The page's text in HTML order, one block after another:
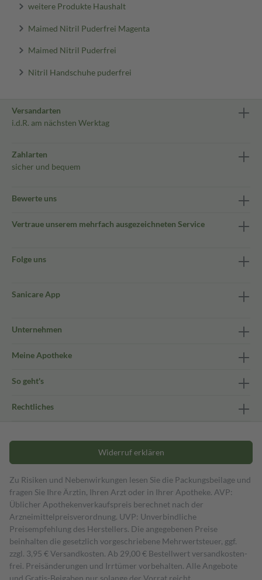
weitere Produkte Haushalt
Maimed Nitril Puderfrei Magenta
Maimed Nitril Puderfrei
Nitril Handschuhe puderfrei
Versandarten
i.d.R. am nächsten Werktag
Zahlarten
sicher und bequem
Bewerte uns
Vertraue unserem mehrfach ausgezeichneten Service
Folge uns
Sanicare App
Unternehmen
Meine Apotheke
So geht's
Rechtliches
Widerruf erklären
Zu Risiken und Nebenwirkungen lesen Sie die Packungsbeilage und
fragen Sie Ihre Ärztin, Ihren Arzt oder in Ihrer Apotheke. AVP:
Üblicher Apothekenverkaufspreis berechnet nach der
Arzneimittelpreisverordnung. UVP: Unverbindliche
Preisempfehlung des Herstellers. Die angegebenen Preise
beinhalten die gesetzlich vorgeschriebene Mehrwertsteuer, ggf.
zzgl. 3,95 € Versandkosten. Ab 29,00 € Bestell­wert versand­kosten­
frei. Preisänderungen und Irrtümer vorbehalten. Alle Angebote
und Gratis-Beigaben nur solange der Vorrat reicht.